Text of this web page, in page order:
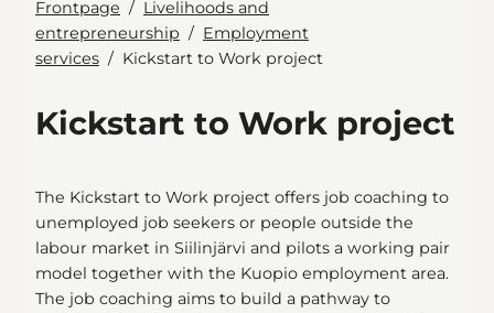
Frontpage
Livelihoods and
entrepreneurship
Employment
services
Kickstart to Work project
Kickstart to Work project
The Kickstart to Work project offers job coaching to
unemployed job seekers or people outside the
labour market in Siilinjärvi and pilots a working pair
model together with the Kuopio employment area.
The job coaching aims to build a pathway to